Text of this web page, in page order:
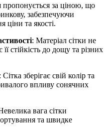
пропонується за ціною, що
забезпечуючи
ціни та якості.
: Матеріал сітки не
стійкість до дощу та різних
: Сітка зберігає свій колір та
впливу сонячних
вага сітки
та швидке